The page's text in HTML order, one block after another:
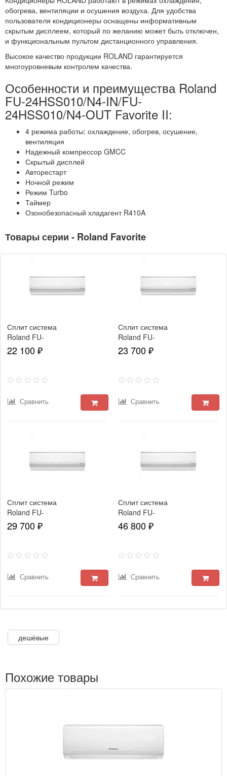
обогрева, вентиляции и осушения воздуха. Для удобства
пользователя кондиционеры оснащены информативным
скрытым дисплеем, который по желанию может быть отключен,
и функциональным пультом дистанционного управления.
Высокое качество продукции ROLAND гарантируется
многоуровневым контролем качества.
Особенности и преимущества Roland
FU-24HSS010/N4-IN/FU-
24HSS010/N4-OUT Favorite II:
4 режима работы: охлаждение, обогрев, осушение,
вентиляция
Надежный компрессор GMCC
Скрытый дисплей
Авторестарт
Ночной режим
Режим Turbo
Таймер
Озонобезопасный хладагент R410A
Товары серии - Roland Favorite
Сплит система
Roland FU-
07HSS010/N4-
IN/FU-
OUT Favorite II
22 100 ₽
Сравнить
Сплит система
Roland FU-
09HSS010/N4-
IN/FU-
OUT Favorite II
23 700 ₽
Сравнить
Сплит система
Roland FU-
12HSS010/N4-
IN/FU-
OUT Favorite II
29 700 ₽
Сравнить
Сплит система
Roland FU-
18HSS010/N4-
IN/FU-
OUT Favorite II
46 800 ₽
Сравнить
дешёвые
Похожие товары